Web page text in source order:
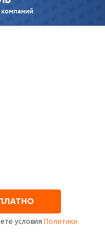
условия Политики